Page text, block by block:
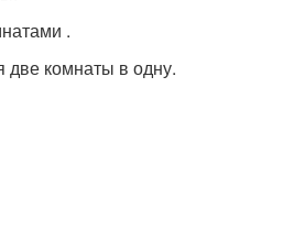
.
две комнаты в одну.